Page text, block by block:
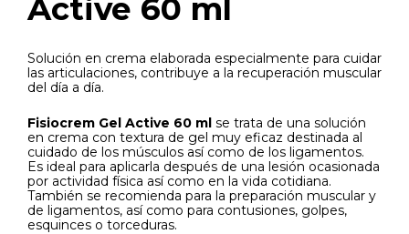
Active 60 ml
Solución en crema elaborada especialmente para cuidar
las articulaciones, contribuye a la recuperación muscular
del día a día.
Fisiocrem Gel Active 60 ml se trata de una solución
en crema con textura de gel muy eficaz destinada al
cuidado de los músculos así como de los ligamentos.
Es ideal para aplicarla después de una lesión ocasionada
por actividad física así como en la vida cotidiana.
También se recomienda para la preparación muscular y
de ligamentos, así como para contusiones, golpes,
esquinces o torceduras.